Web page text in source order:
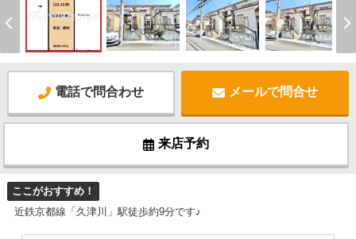
電話で問合わせ メールで問合せ
来店予約
ここがおすすめ！
近鉄京都線「久津川」駅徒歩約9分です♪